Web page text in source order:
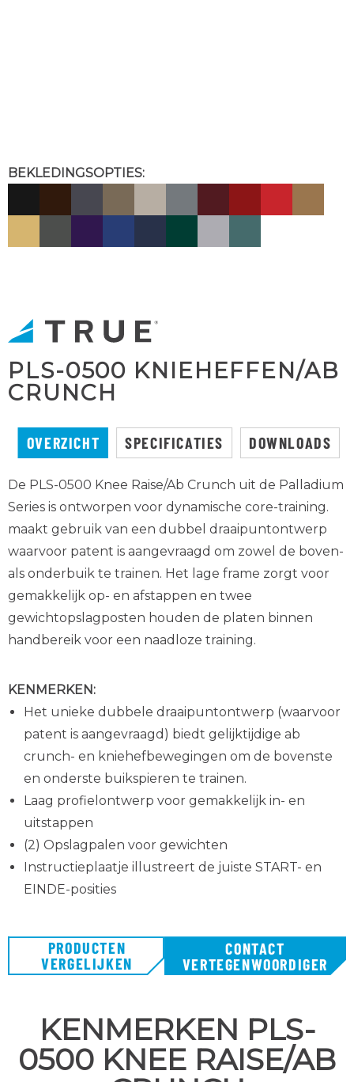
BEKLEDINGSOPTIES:
PLS-0500 KNIEHEFFEN/AB
CRUNCH
OVERZICHT SPECIFICATIES DOWNLOADS
De PLS-0500 Knee Raise/Ab Crunch uit de Palladium
Series is ontworpen voor dynamische core-training.
maakt gebruik van een dubbel draaipuntontwerp
waarvoor patent is aangevraagd om zowel de boven-
als onderbuik te trainen. Het lage frame zorgt voor
gemakkelijk op- en afstappen en twee
gewichtopslagposten houden de platen binnen
handbereik voor een naadloze training.
KENMERKEN:
Het unieke dubbele draaipuntontwerp (waarvoor
patent is aangevraagd) biedt gelijktijdige ab
crunch- en kniehefbewegingen om de bovenste
en onderste buikspieren te trainen.
Laag profielontwerp voor gemakkelijk in- en
uitstappen
(2) Opslagpalen voor gewichten
Instructieplaatje illustreert de juiste START- en
EINDE-posities
PRODUCTEN
VERGELIJKEN
CONTACT
VERTEGENWOORDIGER
KENMERKEN PLS-
0500 KNEE RAISE/AB